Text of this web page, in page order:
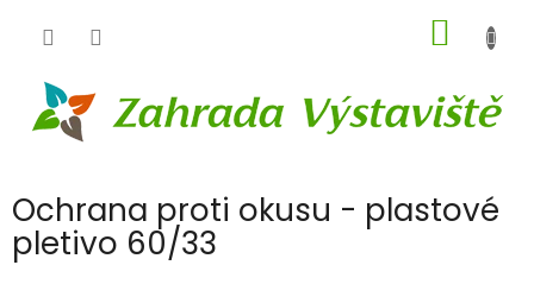
KOŠÍK
Ochrana proti okusu - plastové
pletivo 60/33